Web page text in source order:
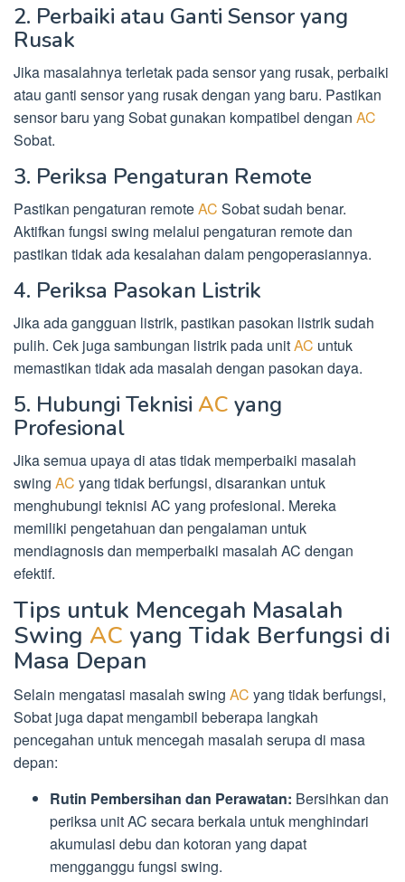
2. Perbaiki atau Ganti Sensor yang
Rusak
Jika masalahnya terletak pada sensor yang rusak, perbaiki
atau ganti sensor yang rusak dengan yang baru. Pastikan
sensor baru yang Sobat gunakan kompatibel dengan AC
Sobat.
3. Periksa Pengaturan Remote
Pastikan pengaturan remoteAC Sobat sudah benar.
Aktifkan fungsi swing melalui pengaturan remote dan
pastikan tidak ada kesalahan dalam pengoperasiannya.
4. Periksa Pasokan Listrik
Jika ada gangguan listrik, pastikan pasokan listrik sudah
pulih. Cek juga sambungan listrik pada unitAC untuk
memastikan tidak ada masalah dengan pasokan daya.
5. Hubungi Teknisi AC yang
Profesional
Jika semua upaya di atas tidak memperbaiki masalah
swing AC yang tidak berfungsi, disarankan untuk
menghubungi teknisi AC yang profesional. Mereka
memiliki pengetahuan dan pengalaman untuk
mendiagnosis dan memperbaiki masalah AC dengan
efektif.
Tips untuk Mencegah Masalah
Swing AC yang Tidak Berfungsi di
Masa Depan
Selain mengatasi masalah swing AC yang tidak berfungsi,
Sobat juga dapat mengambil beberapa langkah
pencegahan untuk mencegah masalah serupa di masa
depan:
Rutin Pembersihan dan Perawatan: Bersihkan dan
periksa unit AC secara berkala untuk menghindari
akumulasi debu dan kotoran yang dapat
mengganggu fungsi swing.